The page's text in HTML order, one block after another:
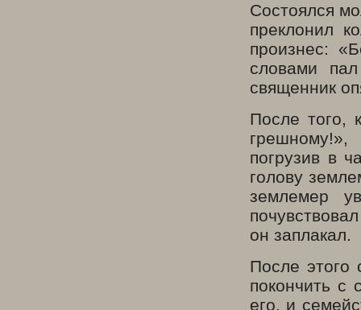
Состоялся
преклонил
произнес:
словами
священник
После того,
погрузив в
голову
землемер
он заплакал.
После этого
покончить с
его, и